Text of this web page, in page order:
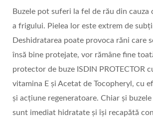
Buzele pot suferi la fel de rău din cauza
a frigului. Pielea lor este extrem de
Deshidratarea poate provoca răni care
însă bine protejate, vor rămâne fine
protector de buze ISDIN PROTECTOR
vitamina E și Acetat de Tocopheryl, cu
și acțiune regeneratoare. Chiar și
sunt imediat hidratate și își recapătă